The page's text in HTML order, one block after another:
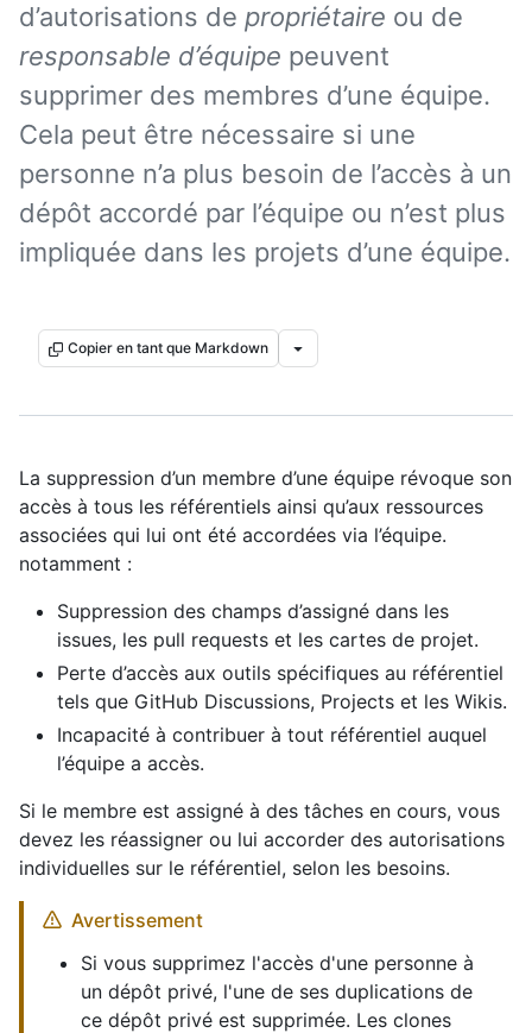
d’autorisations de propriétaire ou de
responsable d’équipe peuvent
supprimer des membres d’une équipe.
Cela peut être nécessaire si une
personne n’a plus besoin de l’accès à un
dépôt accordé par l’équipe ou n’est plus
impliquée dans les projets d’une équipe.
Copier en tant que Markdown
La suppression d’un membre d’une équipe révoque son
accès à tous les référentiels ainsi qu’aux ressources
associées qui lui ont été accordées via l’équipe.
notamment :
Suppression des champs d’assigné dans les
issues, les pull requests et les cartes de projet.
Perte d’accès aux outils spécifiques au référentiel
tels que GitHub Discussions, Projects et les Wikis.
Incapacité à contribuer à tout référentiel auquel
l’équipe a accès.
Si le membre est assigné à des tâches en cours, vous
devez les réassigner ou lui accorder des autorisations
individuelles sur le référentiel, selon les besoins.
Avertissement
Si vous supprimez l'accès d'une personne à
un dépôt privé, l'une de ses duplications de
ce dépôt privé est supprimée. Les clones